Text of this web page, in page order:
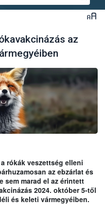
az
rókák veszettség elleni
az ebzárlat és
sem marad el az érintett
2024. október 5-től
és keleti vármegyéiben.